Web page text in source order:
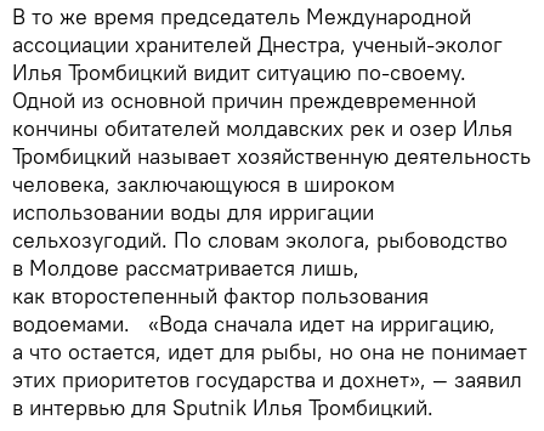
В то же время председатель Международной
ассоциации хранителей Днестра, ученый-эколог
Илья Тромбицкий видит ситуацию по-своему.
Одной из основной причин преждевременной
кончины обитателей молдавских рек и озер Илья
Тромбицкий называет хозяйственную деятельность
человека, заключающуюся в широком
использовании воды для ирригации
сельхозугодий. По словам эколога, рыбоводство
в Молдове рассматривается лишь,
как второстепенный фактор пользования
водоемами. «Вода сначала идет на ирригацию,
а что остается, идет для рыбы, но она не понимает
этих приоритетов государства и дохнет», — заявил
в интервью для Sputnik Илья Тромбицкий.